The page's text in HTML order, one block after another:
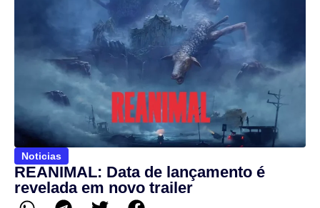
Noticias
REANIMAL: Data de lançamento é
revelada em novo trailer